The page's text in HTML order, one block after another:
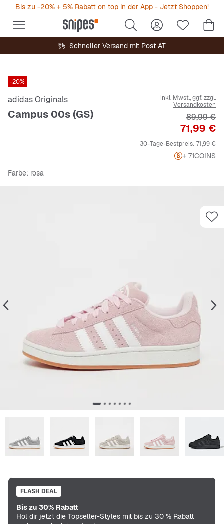
Bis zu -20% + 5% Rabatt on top in der App - Jetzt Shoppen!
Schneller Versand mit Post AT
-20%
adidas Originals
Campus 00s (GS)
inkl. Mwst., ggf. zzgl.
Versandkosten
Preis
71,99 €
89,99 €
30-Tage-Bestpreis: 71,99 €
+ 71COINS
Farbe: rosa
FLASH DEAL
Bis zu 30% Rabatt
Hol dir jetzt die Topseller-Styles mit bis zu 30 % Rabatt